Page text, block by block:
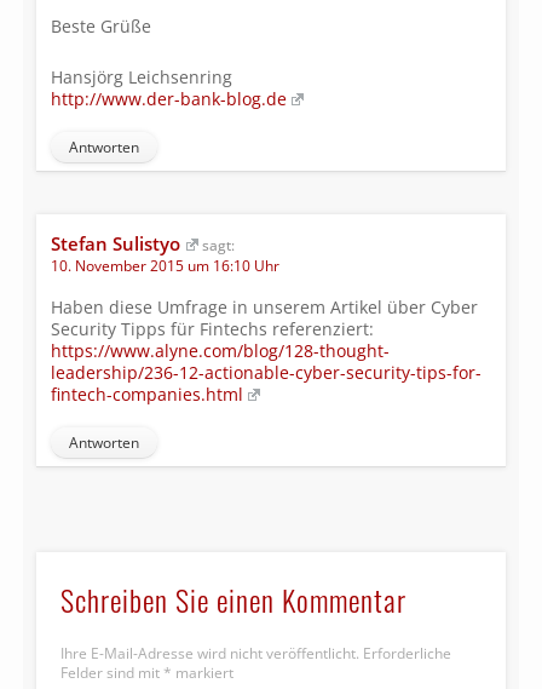
Beste Grüße
Hansjörg Leichsenring
http://www.der-bank-blog.de
Antworten
Stefan Sulistyo
sagt:
10. November 2015 um 16:10 Uhr
Haben diese Umfrage in unserem Artikel über Cyber
Security Tipps für Fintechs referenziert:
https://www.alyne.com/blog/128-thought-
leadership/236-12-actionable-cyber-security-tips-for-
fintech-companies.html
Antworten
Schreiben Sie einen Kommentar
Ihre E-Mail-Adresse wird nicht veröffentlicht. Erforderliche
Felder sind mit * markiert